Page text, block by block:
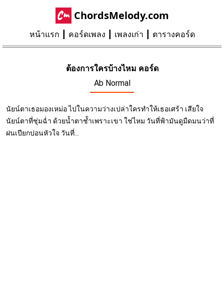
ChordsMelody.com
หน้าแรก คอร์ดเพลง เพลงเก่า ตารางคอร์ด
ต้องการใครบ้างไหม คอร์ด
Ab Normal
นัยน์ตาเธอมองเหม่อ ไปในความว่างเปล่าใครทำให้เธอเศร้า เสียใจ
นัยน์ตาที่ชุ่มฉ่ำ ด้วยน้ำตาช้ำเพราะเขา ใช่ไหม วันที่ฟ้ามันดูมืดมนว่าที่
ฝนเปียกปอนหัวใจ วันที่...